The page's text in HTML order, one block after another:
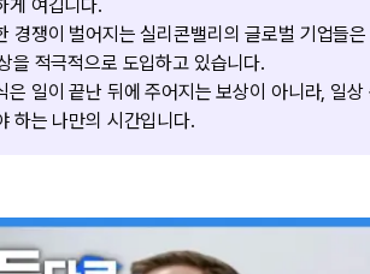
게 여깁니다.
경쟁이 벌어지는 실리콘밸리의 글로벌 기업들
을 적극적으로 도입하고 있습니다.
은 일이 끝난 뒤에 주어지는 보상이 아니라, 일
하는 나만의 시간입니다.